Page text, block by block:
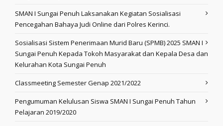
SMAN I Sungai Penuh Laksanakan Kegiatan Sosialisasi
Pencegahan Bahaya Judi Online dari Polres Kerinci.
Sosialisasi Sistem Penerimaan Murid Baru (SPMB) 2025 SMAN I
Sungai Penuh Kepada Tokoh Masyarakat dan Kepala Desa dan
Kelurahan Kota Sungai Penuh
Classmeeting Semester Genap 2021/2022
Pengumuman Kelulusan Siswa SMAN I Sungai Penuh Tahun
Pelajaran 2019/2020